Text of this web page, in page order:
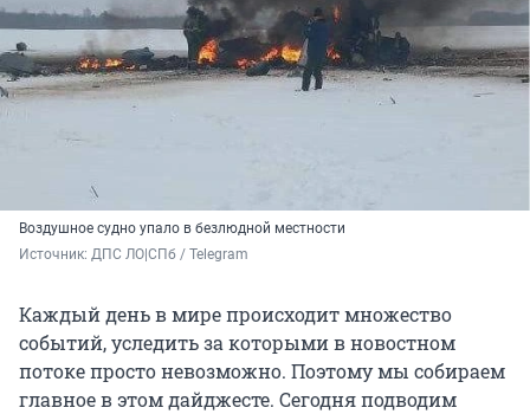
Воздушное судно упало в безлюдной местности
Источник: ДПС ЛО|СПб / Telegram
Каждый день в мире происходит множество
событий, уследить за которыми в новостном
потоке просто невозможно. Поэтому мы собираем
главное в этом дайджесте. Сегодня подводим